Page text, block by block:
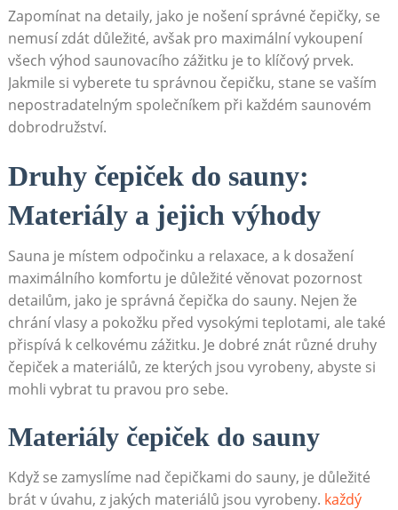
Zapomínat na detaily, jako je nošení správné čepičky, se
nemusí zdát důležité, avšak pro maximální vykoupení
všech výhod saunovacího zážitku je to klíčový prvek.
Jakmile si vyberete tu správnou čepičku, stane se vaším
nepostradatelným společníkem při každém saunovém
dobrodružství.
Druhy čepiček do sauny:
Materiály a jejich výhody
Sauna je místem odpočinku a relaxace, a k dosažení
maximálního komfortu je důležité věnovat pozornost
detailům, jako je správná čepička do sauny. Nejen že
chrání vlasy a pokožku před vysokými teplotami, ale také
přispívá k celkovému zážitku. Je dobré znát různé druhy
čepiček a materiálů, ze kterých jsou vyrobeny, abyste si
mohli vybrat tu pravou pro sebe.
Materiály čepiček do sauny
Když se zamyslíme nad čepičkami do sauny, je důležité
brát v úvahu, z jakých materiálů jsou vyrobeny. každý